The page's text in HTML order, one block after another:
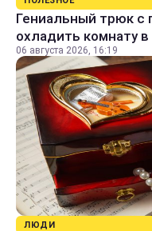
Гениальный трюк с
охладить комнату
06 августа 2026, 16:19
ЛЮДИ